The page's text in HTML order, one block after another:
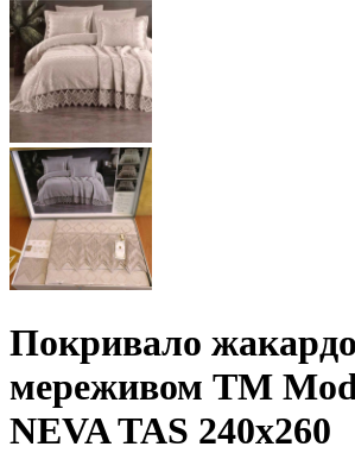
Покривало
мереживом ТМ
NEVA TAS 240х260